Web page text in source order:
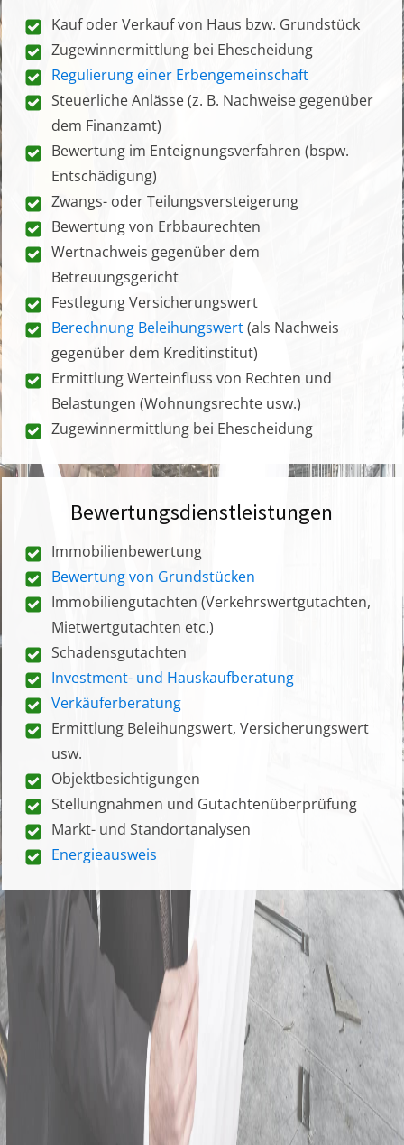
Kauf oder Verkauf von Haus bzw. Grundstück
Zugewinnermittlung bei Ehescheidung
Regulierung einer Erbengemeinschaft
Steuerliche Anlässe (z. B. Nachweise gegenüber
dem Finanzamt)
Bewertung im Enteignungsverfahren (bspw.
Entschädigung)
Zwangs- oder Teilungsversteigerung
Bewertung von Erbbaurechten
Wertnachweis gegenüber dem
Betreuungsgericht
Festlegung Versicherungswert
Berechnung Beleihungswert(als Nachweis
gegenüber dem Kreditinstitut)
Ermittlung Werteinfluss von Rechten und
Belastungen (Wohnungsrechte usw.)
Zugewinnermittlung bei Ehescheidung
Bewertungsdienstleistungen
Immobilienbewertung
Bewertung von Grundstücken
Immobiliengutachten (Verkehrswertgutachten,
Mietwertgutachten etc.)
Schadensgutachten
Investment- und Hauskaufberatung
Verkäuferberatung
Ermittlung Beleihungswert, Versicherungswert
usw.
Objektbesichtigungen
Stellungnahmen und Gutachtenüberprüfung
Markt- und Standortanalysen
Energieausweis